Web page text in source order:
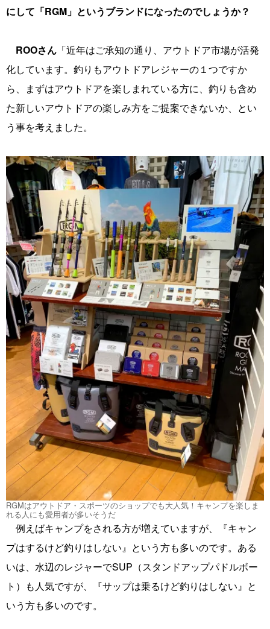
にして「RGM」というブランドになったのでしょうか？
ROOさん 「近年はご承知の通り、アウトドア市場が活発
化しています。釣りもアウトドアレジャーの１つですか
ら、まずはアウトドアを楽しまれている方に、釣りも含め
た新しいアウトドアの楽しみ方をご提案できないか、とい
う事を考えました。
RGMはアウトドア・スポーツのショップでも大人気！キャンプを楽しま
れる人にも愛用者が多いそうだ
例えばキャンプをされる方が増えていますが、『キャン
プはするけど釣りはしない』という方も多いのです。ある
いは、水辺のレジャーでSUP（スタンドアップパドルボー
ト）も人気ですが、『サップは乗るけど釣りはしない』と
いう方も多いのです。